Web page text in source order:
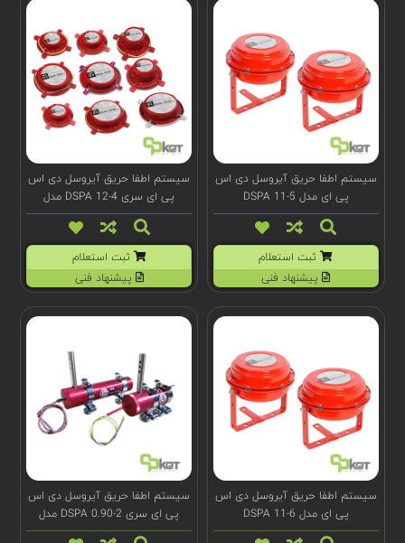
سیستم اطفا حریق آیروسل دی اس
پی ای مدل DSPA 11-5
ثبت استعلام
پیشنهاد فنی
سیستم اطفا حریق آیروسل دی اس
پی ای سری DSPA 12-4 مدل
(t)100028
ثبت استعلام
پیشنهاد فنی
سیستم اطفا حریق آیروسل دی اس
پی ای مدل DSPA 11-6
سیستم اطفا حریق آیروسل دی اس
پی ای سری DSPA 0.90-2 مدل
(e)100903